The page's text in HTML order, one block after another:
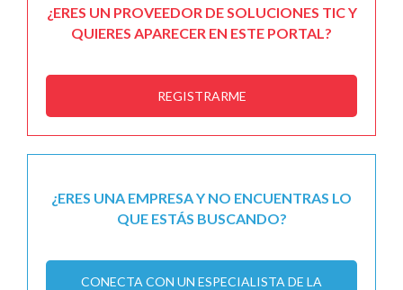
¿ERES UN PROVEEDOR DE SOLUCIONES TIC Y
QUIERES APARECER EN ESTE PORTAL?
REGISTRARME
¿ERES UNA EMPRESA Y NO ENCUENTRAS LO
QUE ESTÁS BUSCANDO?
CONECTA CON UN ESPECIALISTA DE LA